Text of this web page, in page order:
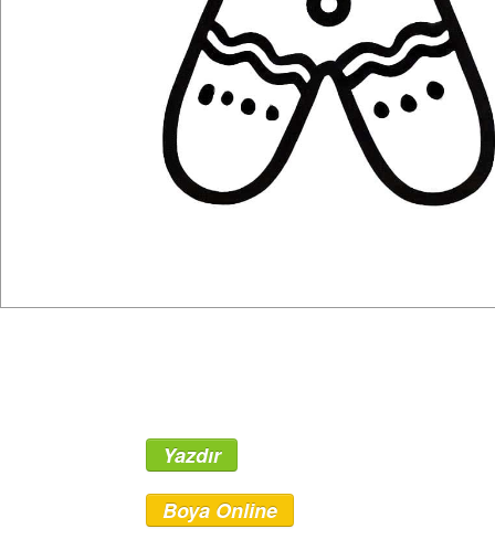
Yazdır
Boya Online